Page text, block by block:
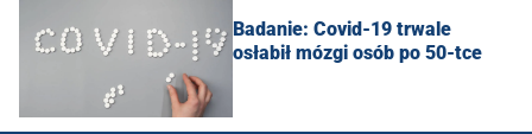
Badanie: Covid-19 trwale
osłabił mózgi osób po 50-tce